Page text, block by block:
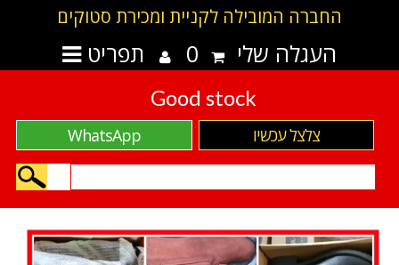
החברה המובילה לקניית ומכירת סטוקים
תפריט העגלה שלי 0
Good stock
WhatsApp צלצל עכשיו